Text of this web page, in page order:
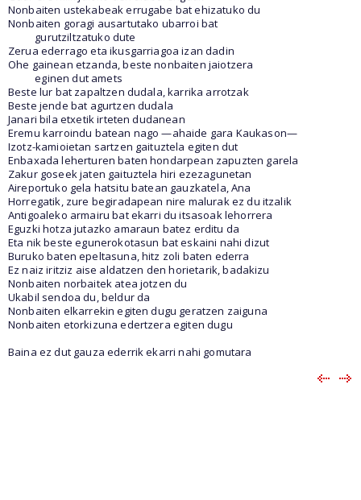
Nonbaiten ustekabeak errugabe bat ehizatuko du
Nonbaiten goragi ausartutako ubarroi bat
gurutziltzatuko dute
Zerua ederrago eta ikusgarriagoa izan dadin
Ohe gainean etzanda, beste nonbaiten jaiotzera
eginen dut amets
Beste lur bat zapaltzen dudala, karrika arrotzak
Beste jende bat agurtzen dudala
Janari bila etxetik irteten dudanean
Eremu karroindu batean nago —ahaide gara Kaukason—
Izotz-kamioietan sartzen gaituztela egiten dut
Enbaxada leherturen baten hondarpean zapuzten garela
Zakur goseek jaten gaituztela hiri ezezagunetan
Aireportuko gela hatsitu batean gauzkatela, Ana
Horregatik, zure begiradapean nire malurak ez du itzalik
Antigoaleko armairu bat ekarri du itsasoak lehorrera
Eguzki hotza jutazko amaraun batez erditu da
Eta nik beste egunerokotasun bat eskaini nahi dizut
Buruko baten epeltasuna, hitz zoli baten ederra
Ez naiz iritziz aise aldatzen den horietarik, badakizu
Nonbaiten norbaitek atea jotzen du
Ukabil sendoa du, beldur da
Nonbaiten elkarrekin egiten dugu geratzen zaiguna
Nonbaiten etorkizuna edertzera egiten dugu
Baina ez dut gauza ederrik ekarri nahi gomutara